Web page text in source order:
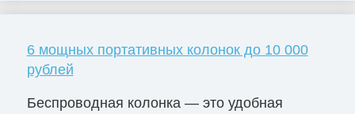
6 мощных портативных колонок до 10 000
рублей
Беспроводная колонка — это удобная